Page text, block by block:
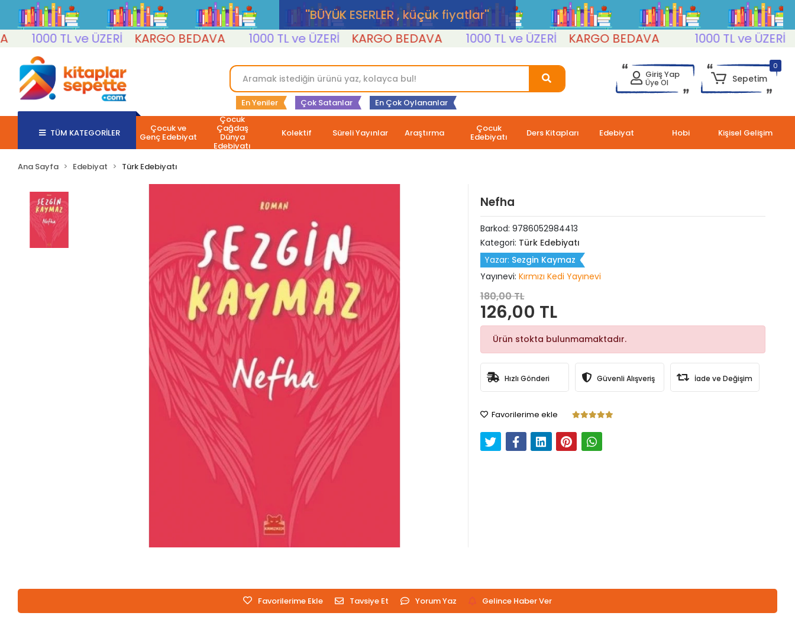
''BÜYÜK ESERLER , küçük fiyatlar''
1000 TL ve ÜZERİ
KARGO BEDAVA 1000 TL ve ÜZERİ KARGO BEDAVA 1000 TL ve ÜZERİ KARGO BEDAVA 1000 TL ve ÜZERİ
En Yeniler Çok Satanlar En Çok Oylananlar
Giriş Yap
Üye Ol
0
Sepetim
TÜM KATEGORİLER Çocuk ve
Genç Edebiyat
Çocuk
Çağdaş
Dünya
Edebiyatı
Kolektif Süreli Yayınlar Araştırma Çocuk
Edebiyatı Ders Kitapları Edebiyat Hobi Kişisel Gelişim
Ana Sayfa Edebiyat Türk Edebiyatı
Nefha
Barkod: 9786052984413
Kategori: Türk Edebiyatı
Yazar: Sezgin Kaymaz
Yayınevi: Kırmızı Kedi Yayınevi
180,00 TL
126,00 TL
Ürün stokta bulunmamaktadır.
Hızlı Gönderi Güvenli Alışveriş İade ve Değişim
Favorilerime ekle
Favorilerime Ekle Tavsiye Et Yorum Yaz Gelince Haber Ver